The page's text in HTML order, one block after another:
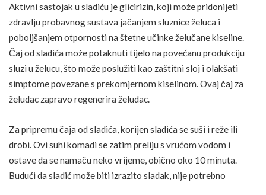
Aktivni sastojak u sladiću je glicirizin, koji može pridonijeti
zdravlju probavnog sustava jačanjem sluznice želuca i
poboljšanjem otpornosti na štetne učinke želučane kiseline.
Čaj od sladića može potaknuti tijelo na povećanu produkciju
sluzi u želucu, što može poslužiti kao zaštitni sloj i olakšati
simptome povezane s prekomjernom kiselinom. Ovaj čaj za
želudac zapravo regenerira želudac.
Za pripremu čaja od sladića, korijen sladića se suši i reže ili
drobi. Ovi suhi komadi se zatim preliju s vrućom vodom i
ostave da se namaču neko vrijeme, obično oko 10 minuta.
Budući da sladić može biti izrazito sladak, nije potrebno